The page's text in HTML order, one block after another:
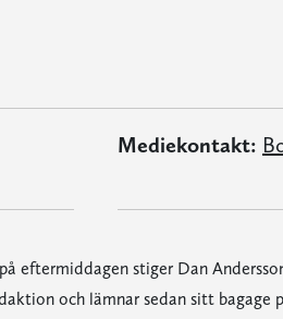
Mediekontakt:
eftermiddagen stiger Dan
och lämnar sedan sitt bagage